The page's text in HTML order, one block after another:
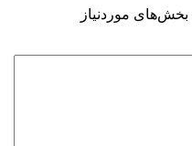
بخش‌های موردنیاز